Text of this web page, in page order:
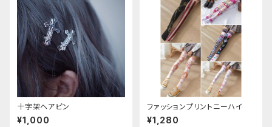
十字架ヘアピン
¥1,000
ファッションプリントニーハイ
¥1,280